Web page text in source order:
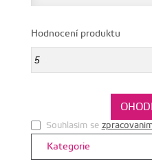
Hodnocení produktu
Souhlasim se
Kategorie